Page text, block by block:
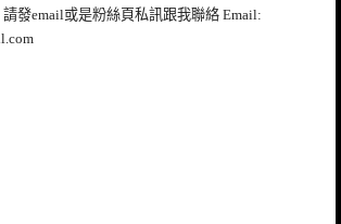
發email或是粉絲頁私訊跟我聯絡 Email: